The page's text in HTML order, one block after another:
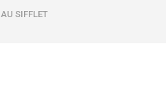
SIFFLET